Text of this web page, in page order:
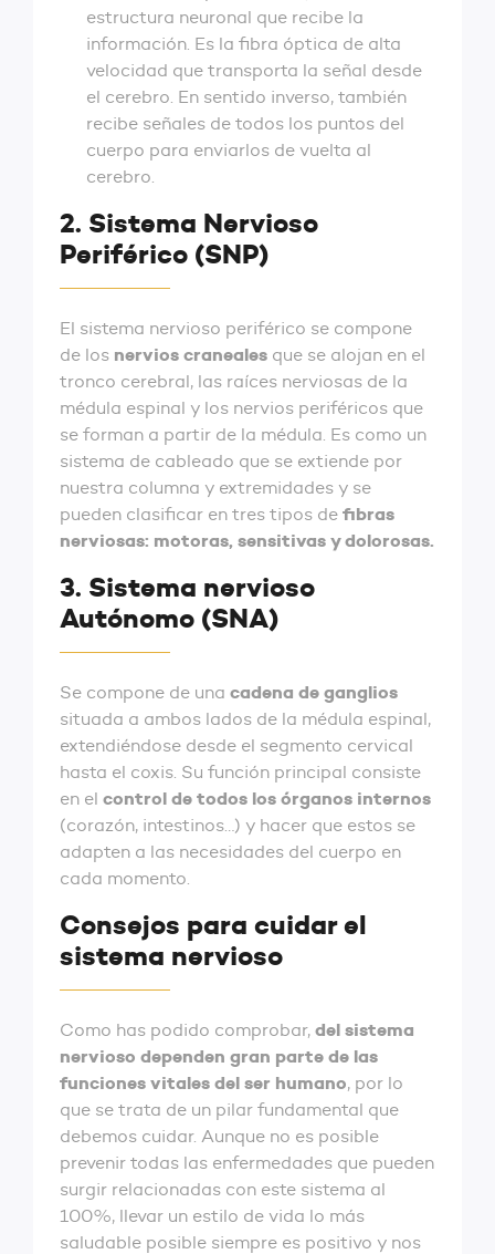
estructura neuronal que recibe la
información. Es la fibra óptica de alta
velocidad que transporta la señal desde
el cerebro. En sentido inverso, también
recibe señales de todos los puntos del
cuerpo para enviarlos de vuelta al
cerebro.
2. Sistema Nervioso
Periférico (SNP)
El sistema nervioso periférico se compone
de los nervios craneales que se alojan en el
tronco cerebral, las raíces nerviosas de la
médula espinal y los nervios periféricos que
se forman a partir de la médula. Es como un
sistema de cableado que se extiende por
nuestra columna y extremidades y se
pueden clasificar en tres tipos de fibras
nerviosas: motoras, sensitivas y dolorosas.
3. Sistema nervioso
Autónomo (SNA)
Se compone de una cadena de ganglios
situada a ambos lados de la médula espinal,
extendiéndose desde el segmento cervical
hasta el coxis. Su función principal consiste
en el control de todos los órganos internos
(corazón, intestinos…) y hacer que estos se
adapten a las necesidades del cuerpo en
cada momento.
Consejos para cuidar el
sistema nervioso
Como has podido comprobar, del sistema
nervioso dependen gran parte de las
funciones vitales del ser humano, por lo
que se trata de un pilar fundamental que
debemos cuidar. Aunque no es posible
prevenir todas las enfermedades que pueden
surgir relacionadas con este sistema al
100%, llevar un estilo de vida lo más
saludable posible siempre es positivo y nos